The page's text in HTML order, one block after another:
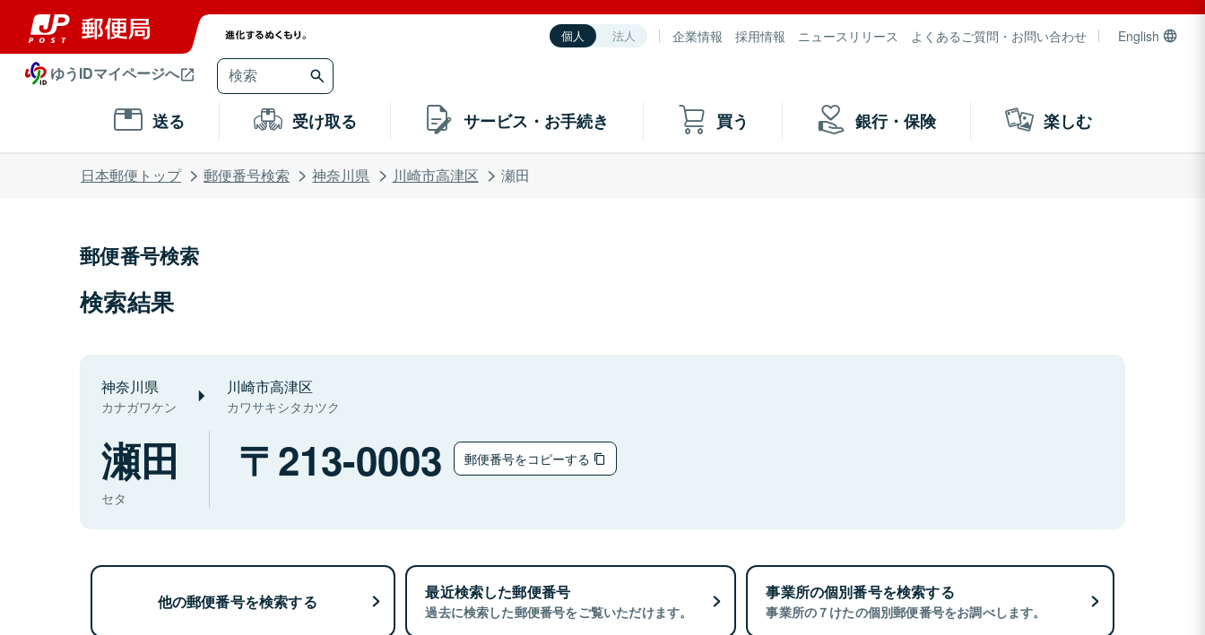
個人 法人 企業情報 採用情報 ニュースリリース よくあるご質問・お問い合わせ English
ゆうIDマイページへ
送る 受け取る サービス・お手続き 買う 銀行・保険 楽しむ
日本郵便トップ 郵便番号検索 神奈川県 川崎市高津区 瀬田
郵便番号検索
検索結果
神奈川県
カナガワケン
川崎市高津区
カワサキシタカツク
瀬田
セタ
213-0003 郵便番号をコピーする
他の郵便番号を検索する 最近検索した郵便番号
過去に検索した郵便番号をご覧いただけます。
事業所の個別番号を検索する
事業所の７けたの個別郵便番号をお調べします。